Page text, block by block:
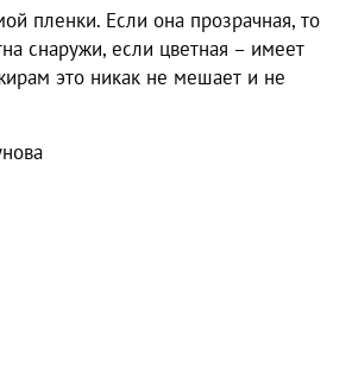
пленки. Если она прозрачная, то
снаружи, если цветная – имеет
это никак не мешает и не